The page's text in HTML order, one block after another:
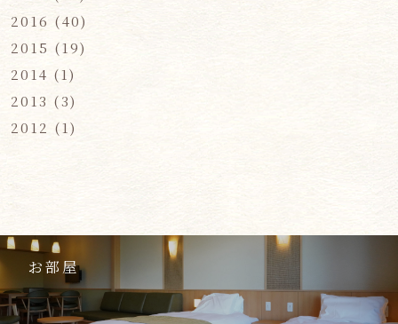
2016 (40)
2015 (19)
2014 (1)
2013 (3)
2012 (1)
お部屋